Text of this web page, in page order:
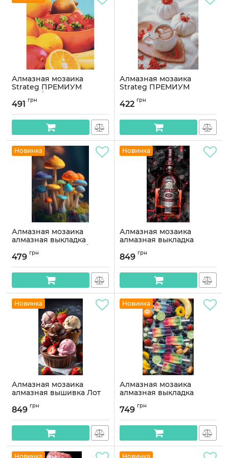
Алмазная мозаика
Strateg ПРЕМИУМ
Разнообразие вкусов
размером 40х50 см
Артикул:SK88287
491 грн
Алмазная мозаика
Strateg ПРЕМИУМ
30х40 см (KB054)
Артикул:KB054
422 грн
Новинка
Алмазная мозаика
алмазная выкладка
Разноцветные грибы
40x30 OG00467SS
Артикул:OG00467SS
479 грн
Новинка
Алмазная мозаика
алмазная выкладка
OG00729SB
Артикул:OG00729SB
849 грн
Новинка
Алмазная мозаика
алмазная вышивка Лот
OG00719SB
Артикул:OG00719SB
849 грн
Новинка
Алмазная мозаика
алмазная выкладка
60x40 OG00709SB
Артикул:OG00709SB
749 грн
Новинка Новинка